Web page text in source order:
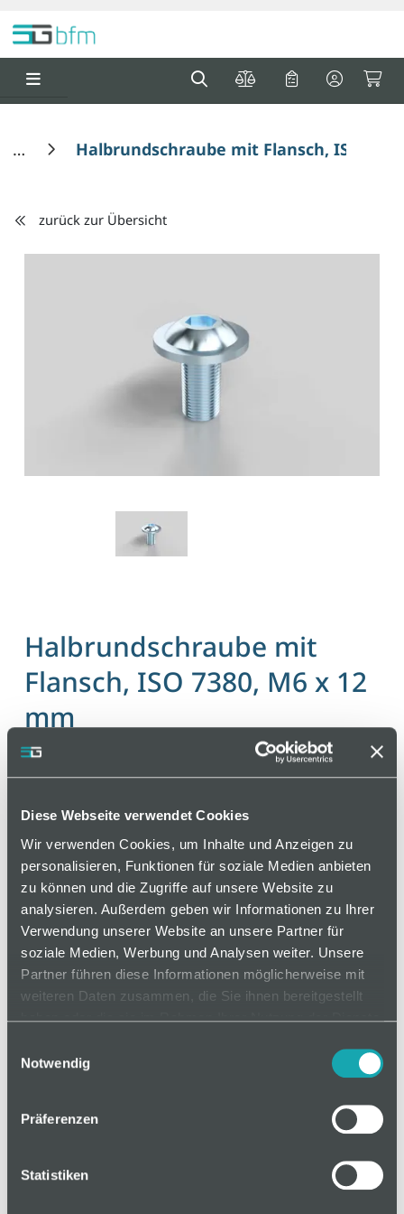
Diese Webseite verwendet Cookies
Wir verwenden Cookies, um Inhalte und Anzeigen zu
personalisieren, Funktionen für soziale Medien anbieten
zu können und die Zugriffe auf unsere Website zu
analysieren. Außerdem geben wir Informationen zu Ihrer
Verwendung unserer Website an unsere Partner für
soziale Medien, Werbung und Analysen weiter. Unsere
Partner führen diese Informationen möglicherweise mit
weiteren Daten zusammen, die Sie ihnen bereitgestellt
haben oder die sie im Rahmen Ihrer Nutzung der Dienste
Notwendig
Präferenzen
Statistiken
Halbrundschraube mit Flansch, ISO
zurück zur Übersicht
Halbrundschraube mit
Flansch, ISO 7380, M6 x 12
mm
Artikelnummer 110000071 / Alte Materialnummer:
Normschraube ohne zusätzliche Unterlegscheibe
einsetzbar.
auf Anfrage
Mindestbestellmenge: 1
In den Warenkorb